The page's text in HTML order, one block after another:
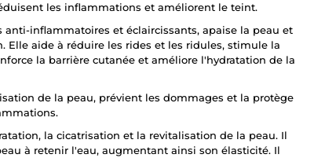
les inflammations et améliorent le teint.
anti-inflammatoires et éclaircissants, apaise la peau et
Elle aide à réduire les rides et les ridules, stimule la
la barrière cutanée et améliore l'hydratation de la
de la peau, prévient les dommages et la protège
la cicatrisation et la revitalisation de la peau. Il
à retenir l'eau, augmentant ainsi son élasticité. Il